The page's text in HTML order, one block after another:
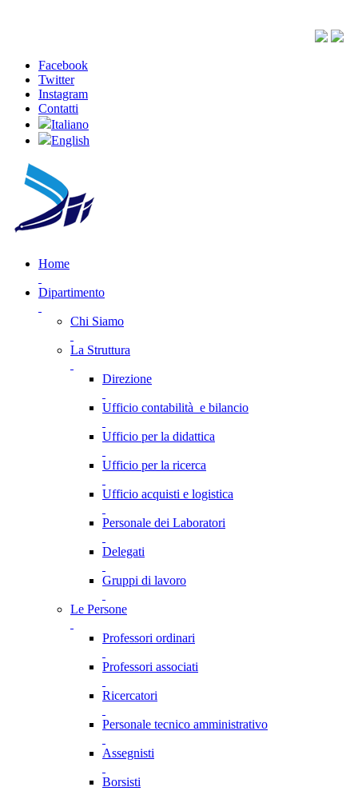
Facebook
Twitter
Instagram
Contatti
Italiano
English
Home
Dipartimento
Chi Siamo
La Struttura
Direzione
Ufficio contabilità e bilancio
Ufficio per la didattica
Ufficio per la ricerca
Ufficio acquisti e logistica
Personale dei Laboratori
Delegati
Gruppi di lavoro
Le Persone
Professori ordinari
Professori associati
Ricercatori
Personale tecnico amministrativo
Assegnisti
Borsisti